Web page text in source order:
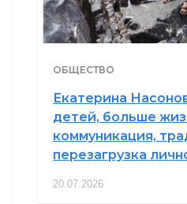
ОБЩЕСТВО
Екатерина
детей, больше
коммуникация,
перезагрузка
20.07.2026